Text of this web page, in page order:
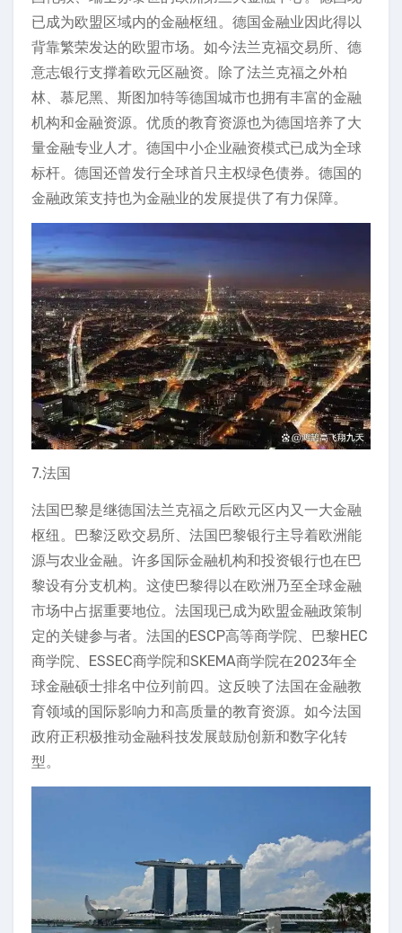
已成为欧盟区域内的金融枢纽。德国金融业因此得以
背靠繁荣发达的欧盟市场。如今法兰克福交易所、德
意志银行支撑着欧元区融资。除了法兰克福之外柏
林、慕尼黑、斯图加特等德国城市也拥有丰富的金融
机构和金融资源。优质的教育资源也为德国培养了大
量金融专业人才。德国中小企业融资模式已成为全球
标杆。德国还曾发行全球首只主权绿色债券。德国的
金融政策支持也为金融业的发展提供了有力保障。
7.法国
法国巴黎是继德国法兰克福之后欧元区内又一大金融
枢纽。巴黎泛欧交易所、法国巴黎银行主导着欧洲能
源与农业金融。许多国际金融机构和投资银行也在巴
黎设有分支机构。这使巴黎得以在欧洲乃至全球金融
市场中占据重要地位。法国现已成为欧盟金融政策制
定的关键参与者。法国的ESCP高等商学院、巴黎HEC
商学院、ESSEC商学院和SKEMA商学院在2023年全
球金融硕士排名中位列前四。这反映了法国在金融教
育领域的国际影响力和高质量的教育资源。如今法国
政府正积极推动金融科技发展鼓励创新和数字化转
型。